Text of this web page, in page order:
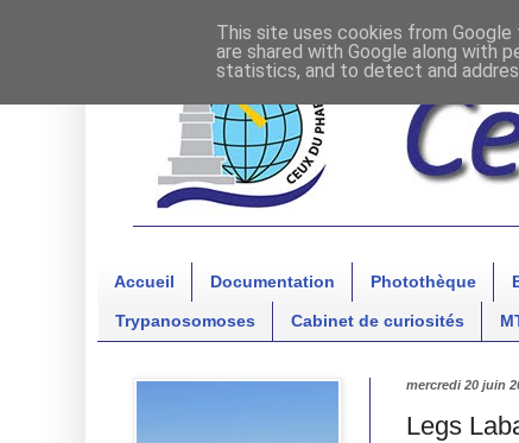
Accueil Documentation Photothèque
Trypanosomoses Cabinet de curiosités
mercredi 20 juin
Legs
This site uses cookies from
are shared with Google along with
statistics, and to detect and